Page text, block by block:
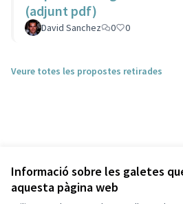
Informació sobre les galetes
aquesta pàgina web
(adjunt pdf)
David Sanchez 0 0
Veure totes les propostes retirades